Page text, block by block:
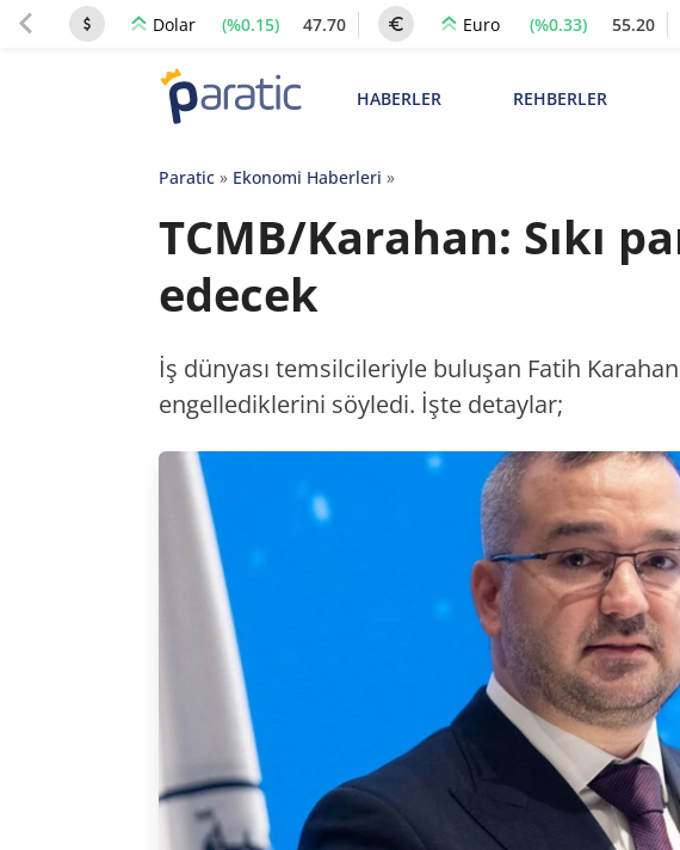
Dolar (%0.15) 47.70 Euro (%0.33) 55.20
HABERLER REHBERLER
Paratic» Ekonomi Haberleri »
TCMB/Karahan: Sıkı
edecek
İş dünyası temsilcileriyle buluşan Fatih
engellediklerini söyledi. İşte detaylar;